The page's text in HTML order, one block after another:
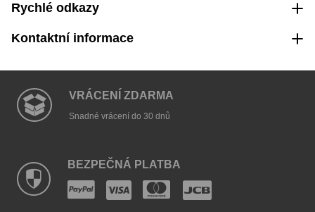
Rychlé odkazy
Kontaktní informace
VRÁCENÍ ZDARMA
Snadné vrácení do 30 dnů
BEZPEČNÁ PLATBA